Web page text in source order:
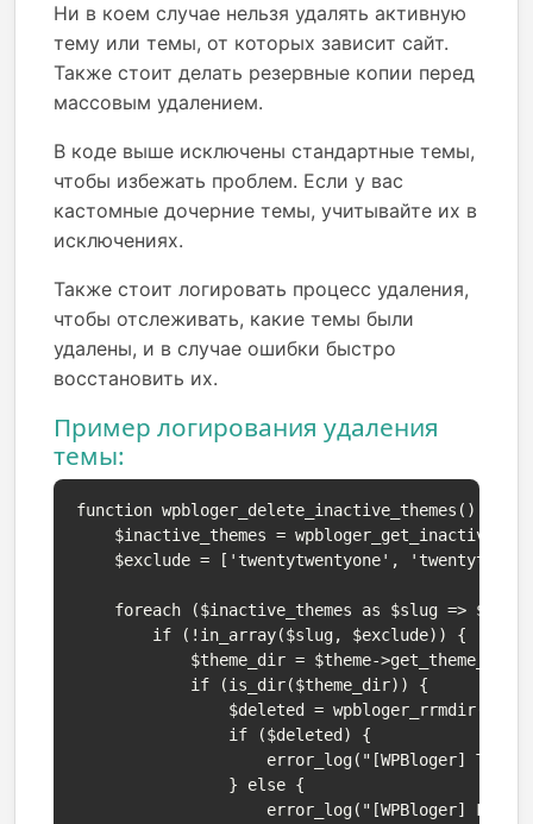
Ни в коем случае нельзя удалять активную
тему или темы, от которых зависит сайт.
Также стоит делать резервные копии перед
массовым удалением.
В коде выше исключены стандартные темы,
чтобы избежать проблем. Если у вас
кастомные дочерние темы, учитывайте их в
исключениях.
Также стоит логировать процесс удаления,
чтобы отслеживать, какие темы были
удалены, и в случае ошибки быстро
восстановить их.
Пример логирования удаления
темы:
function wpbloger_delete_inactive_themes() {
$inactive_themes =
$exclude = ['twentytwentyone',
foreach ($inactive_themes as $slug =>
        if (!in_array($slug, $exclude)) {
$theme_dir = $theme-
            if (is_dir($theme_dir)) {
$deleted =
                if ($deleted) {
error_log("[WPBloger] Theme
                } else {
error_log("[WPBloger]